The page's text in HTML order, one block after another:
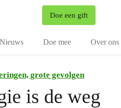
Doe een gift
Nieuws Doe mee Over ons
grote gevolgen
is de weg